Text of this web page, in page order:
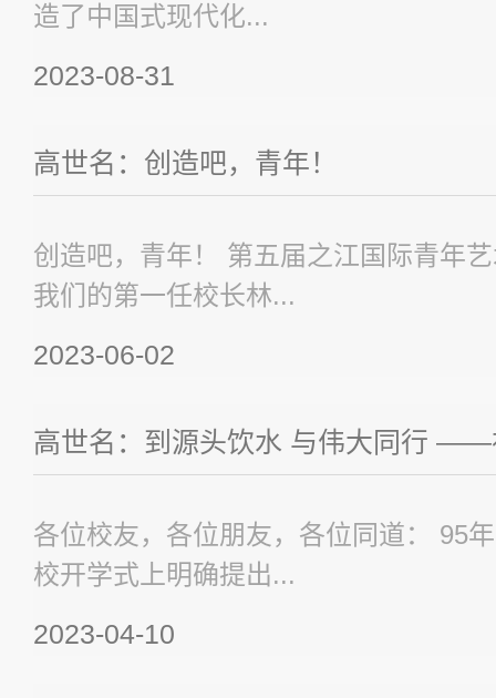
造了中国式现代化...
2023-08-31
高世名：创造吧，青年！
创造吧，青年！ 第五届之江国际青年
我们的第一任校长林...
2023-06-02
高世名：到源头饮水 与伟大同行 ——
各位校友，各位朋友，各位同道： 95
校开学式上明确提出...
2023-04-10